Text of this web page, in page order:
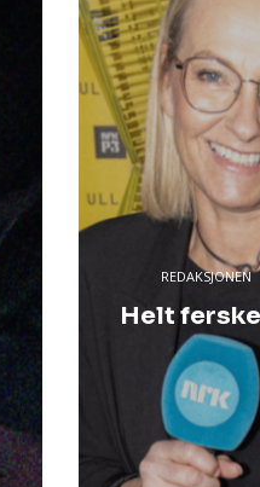
REDAKSJONEN
Helt